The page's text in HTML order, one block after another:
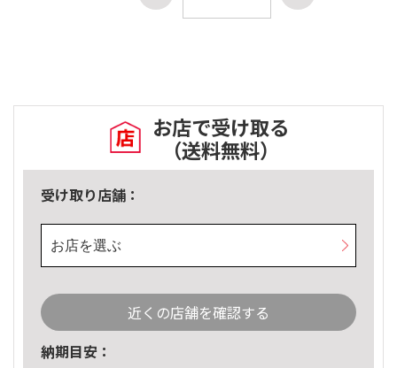
お店で受け取る
（送料無料）
受け取り店舗：
お店を選ぶ
近くの店舗を確認する
納期目安：